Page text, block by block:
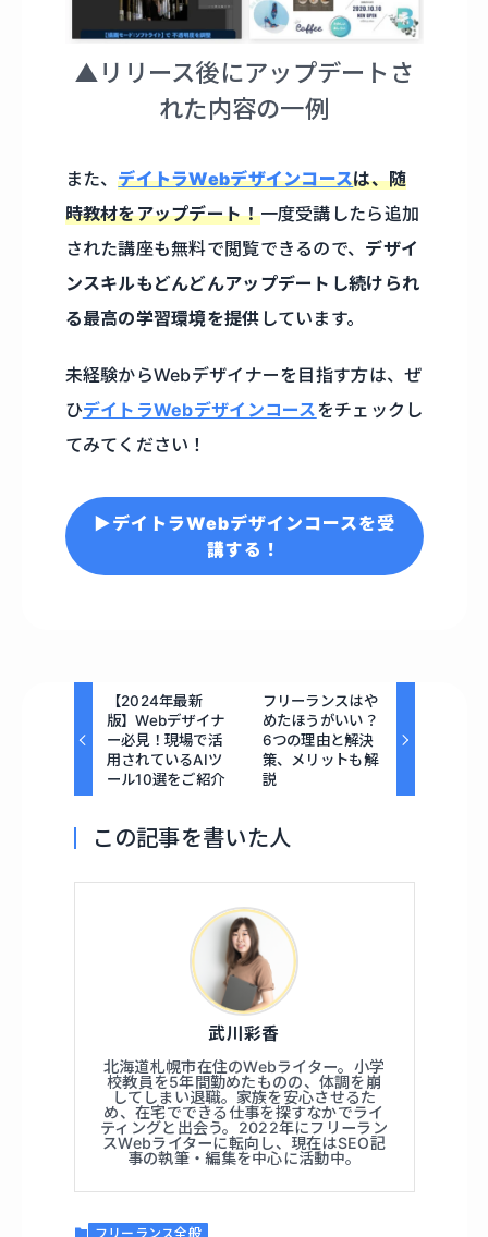
▲リリース後にアップデートさ
れた内容の一例
また、デイトラWebデザインコースは、随
時教材をアップデート！一度受講したら追加
された講座も無料で閲覧できるので、 デザイ
ンスキルもどんどんアップデートし続けられ
る最高の学習環境を提供 しています。
未経験からWebデザイナーを目指す方は、ぜ
ひデイトラWebデザインコースをチェックし
てみてください！
▶デイトラWebデザインコースを受
講する！
【2024年最新
版】Webデザイナ
ー必見！現場で活
用されているAIツ
ール10選をご紹介
フリーランスはや
めたほうがいい？
6つの理由と解決
策、メリットも解
説
この記事を書いた人
武川彩香
北海道札幌市在住のWebライター。小学
校教員を5年間勤めたものの、体調を崩
してしまい退職。家族を安心させるた
め、在宅でできる仕事を探すなかでライ
ティングと出会う。2022年にフリーラン
スWebライターに転向し、現在はSEO記
事の執筆・編集を中心に活動中。
フリーランス全般